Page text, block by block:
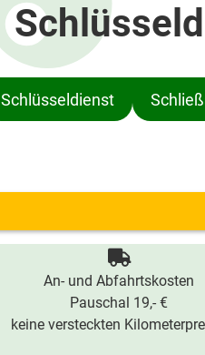
Schlüsseldienst
An- und Abfahrtskosten
Pauschal 19,- €
keine versteckten